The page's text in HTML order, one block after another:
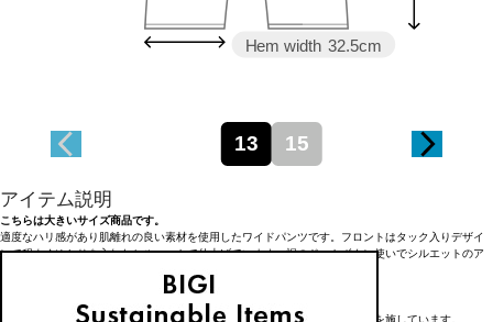
Hem width 32.5cm
13 15
アイテム説明
こちらは大きいサイズ商品です。
適度なハリ感があり肌離れの良い素材を使用したワイドパンツです。フロントはタック入りデザイ
ンで程よくゆとりを入れたシルエットで仕上げています。裾のドットボタン使いでシルエットのア
超高密度に織った素材です。ナチュラルな風合い、シワ感が表現できる加工を施しています。